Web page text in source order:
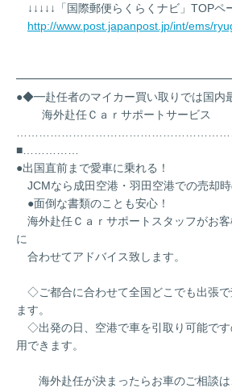
↓↓↓↓↓「国際郵便らくらくナビ」TOPペ
http://www.post.japanpost.jp/int/ems/
●◆━赴任者のマイカー買い取りでは国内
海外赴任Ｃａｒサポートサービス
■……………
●出国直前まで愛車に乗れる！
JCMなら成田空港・羽田空港での売却時
●面倒な書類のことも安心！
海外赴任Ｃａｒサポートスタッフがお
に
合わせてアドバイス致します。
◇ご都合に合わせて全国どこでも出張で
ます。
◇出発の日、空港で車を引取り可能です
用できます。
海外赴任が決まったらお車のご相談は